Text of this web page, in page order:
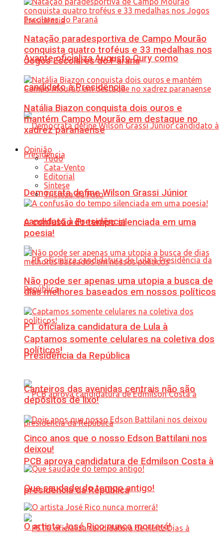
Avante oficializa Augusto Cury como
candidato à Presidência
Democrata define Wilson Grassi Júnior
candidato à Presidência
PT oficializa candidatura de Lula à
Presidência da República
PCB aprova candidatura de Edmilson Costa à
presidência da República
Natação paradesportiva de Campo Mourão
conquista quatro troféus e 33 medalhas nos
Jogos Escolares do Paraná
Natália Biazon conquista dois ouros e
mantém Campo Mourão em destaque no
xadrez paranaense
Opinião
Tudo
Cata-Vento
Editorial
Síntese
Tristeza da Foto
A confusão do tempo silenciada em uma
poesia!
Não pode ser apenas uma utopia a busca de
dias melhores baseados em nossos políticos
Captamos somente celulares na coletiva dos
políticos!
Canteiros das avenidas centrais não são
depósitos de lixo!
Cinco anos que o nosso Edson Battilani nos
deixou!
Que saudade do tempo antigo!
O artista José Rico nunca morrerá!